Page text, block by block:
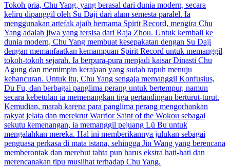
Tokoh pria, Chu Yang, yang berasal dari dunia modern, secara
keliru dipanggil oleh Su Daji dari alam semesta paralel. Ia
menggunakan artefak ajaib bernama Spirit Record, mengira Chu
Yang adalah jiwa yang tersisa dari Raja Zhou. Untuk kembali ke
dunia modern, Chu Yang membuat kesepakatan dengan Su Daji
dengan memanfaatkan kemampuan Spirit Record untuk memanggil
tokoh-tokoh sejarah. Ia berpura-pura menjadi kaisar Dinasti Chu
Agung dan memimpin kerajaan yang sudah rapuh menuju
kehancuran. Untuk itu, Chu Yang sengaja memanggil Konfusius,
Du Fu, dan berbagai panglima perang untuk bertempur, namun
secara kebetulan ia memenangkan tiga pertandingan berturut-turut.
Kemudian, marah karena para panglima perang mengorbankan
rakyat jelata dan merekrut Warrior Saint of the Wokou sebagai
sekutu kemenangan, ia memanggil pejuang Lü Bu untuk
mengalahkan mereka. Hal ini memberikannya julukan sebagai
penguasa perkasa di mata istana, sehingga Jin Wang yang berencana
memberontak dan merebut tahta pun harus ekstra hati-hati dan
merencanakan tipu muslihat terhadap Chu Yang.